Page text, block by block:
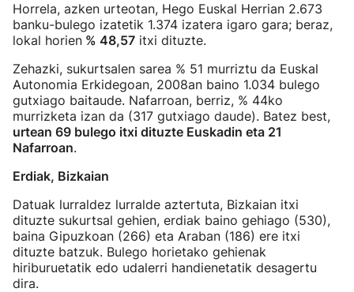
Horrela, azken urteotan, Hego Euskal Herrian 2.673
banku-bulego izatetik 1.374 izatera igaro gara; beraz,
lokal horien % 48,57 itxi dituzte.
Zehazki, sukurtsalen sarea % 51 murriztu da Euskal
Autonomia Erkidegoan, 2008an baino 1.034 bulego
gutxiago baitaude. Nafarroan, berriz, % 44ko
murrizketa izan da (317 gutxiago daude). Batez best,
urtean 69 bulego itxi dituzte Euskadin eta 21
Nafarroan.
Erdiak, Bizkaian
Datuak lurraldez lurralde aztertuta, Bizkaian itxi
dituzte sukurtsal gehien, erdiak baino gehiago (530),
baina Gipuzkoan (266) eta Araban (186) ere itxi
dituzte batzuk. Bulego horietako gehienak
hiriburuetatik edo udalerri handienetatik desagertu
dira.